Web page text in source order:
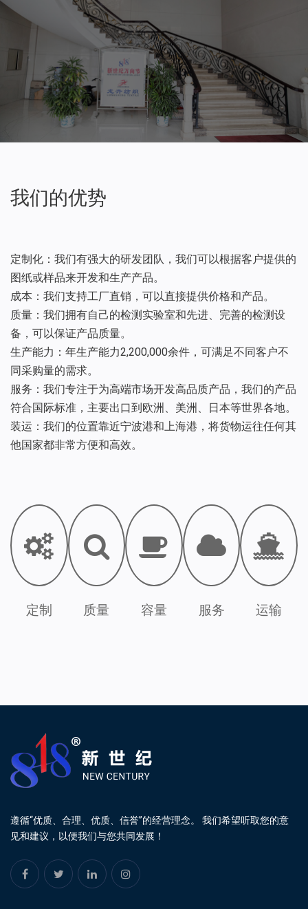
我们的优势
定制化：我们有强大的研发团队，我们可以根据客户提供的
图纸或样品来开发和生产产品。
成本：我们支持工厂直销，可以直接提供价格和产品。
质量：我们拥有自己的检测实验室和先进、完善的检测设
备，可以保证产品质量。
生产能力：年生产能力2,200,000余件，可满足不同客户不
同采购量的需求。
服务：我们专注于为高端市场开发高品质产品，我们的产品
符合国际标准，主要出口到欧洲、美洲、日本等世界各地。
装运：我们的位置靠近宁波港和上海港，将货物运往任何其
他国家都非常方便和高效。
定制 质量 容量 服务 运输
遵循“优质、合理、优质、信誉”的经营理念。 我们希望听取您的意
见和建议，以便我们与您共同发展！